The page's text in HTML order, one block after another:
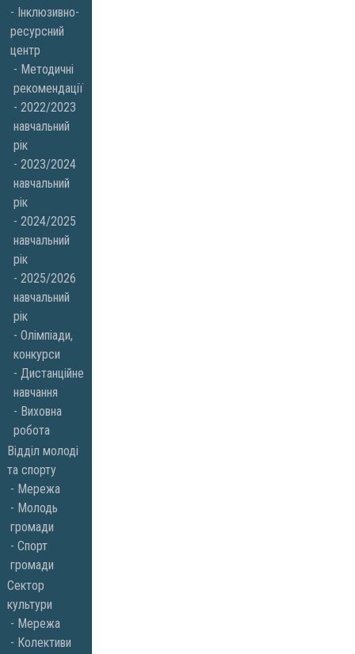
Інклюзивно-
ресурсний
центр
Методичні
рекомендації
2022/2023
навчальний
рік
2023/2024
навчальний
рік
2024/2025
навчальний
рік
2025/2026
навчальний
рік
Олімпіади,
конкурси
Дистанційне
навчання
Виховна
робота
Відділ молоді
та спорту
Мережа
Молодь
громади
Спорт
громади
Сектор
культури
Мережа
Колективи